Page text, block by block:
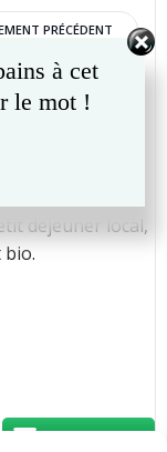
PRÉCÉDENT
– 9h00 à
déjeuner local,
à cet
le mot !